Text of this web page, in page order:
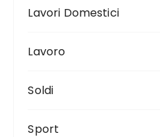
Lavori Domestici
Lavoro
Soldi
Sport